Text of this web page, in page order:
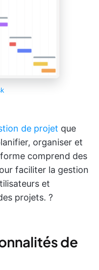
de projet que
organiser et
comprend des
faciliter la gestion
et
projets. ?
de